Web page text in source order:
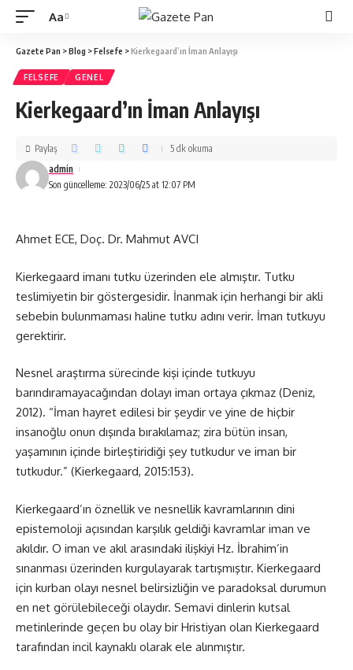
Aa
Gazete Pan >Blog >Felsefe >Kierkegaard’ın İman Anlayışı
FELSEFE GENEL
Kierkegaard’ın İman Anlayışı
Son güncelleme: 2023/06/25 at 12:07 PM
admin
Paylaş 5 dk okuma
Ahmet ECE, Doç. Dr. Mahmut AVCI
Kierkegaard imanı tutku üzerinden ele almıştır. Tutku
teslimiyetin bir göstergesidir. İnanmak için herhangi bir akli
sebebin bulunmaması haline tutku adını verir. İman tutkuyu
gerektirir.
Nesnel araştırma sürecinde kişi içinde tutkuyu
barındıramayacağından dolayı iman ortaya çıkmaz (Deniz,
2012). “İman hayret edilesi bir şeydir ve yine de hiçbir
insanoğlu onun dışında bırakılamaz; zira bütün insan,
yaşamının içinde birleştiridiği şey tutkudur ve iman bir
tutkudur.” (Kierkegaard, 2015:153).
Kierkegaard’ın öznellik ve nesnellik kavramlarının dini
epistemoloji açısından karşılık geldiği kavramlar iman ve
akıldır. O iman ve akıl arasındaki ilişkiyi Hz. İbrahim’in
sınanması üzerinden kurgulayarak tartışmıştır. Kierkegaard
için kurban olayı nesnel belirsizliğin ve paradoksal durumun
en net görülebileceği olaydır. Semavi dinlerin kutsal
metinlerinde geçen bu olay bir Hristiyan olan Kierkegaard
tarafından incil kaynaklı olarak ele alınmıştır.